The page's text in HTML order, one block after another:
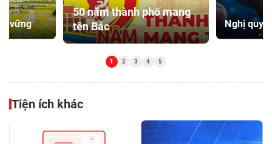
vững
50 năm thành phố mang
tên Bác
Nghị
Tiện ích khác